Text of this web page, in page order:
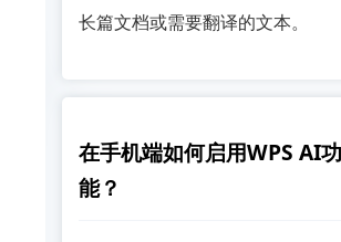
长篇文档或需要翻译的文本。
在手机端如何启用WPS AI功
能？